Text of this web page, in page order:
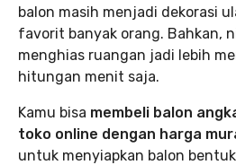
balon masih menjadi dekorasi
favorit banyak orang. Bahkan,
menghias ruangan jadi lebih
hitungan menit saja.
Kamu bisa membeli balon
toko online dengan harga
untuk menyiapkan balon